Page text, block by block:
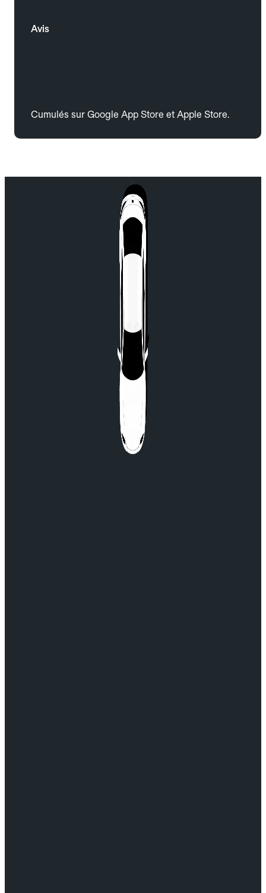
Avis
Cumulés sur Google App Store et Apple Store.